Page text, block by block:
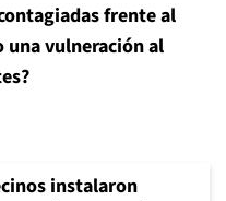
frente al
una vulneración al
instalaron